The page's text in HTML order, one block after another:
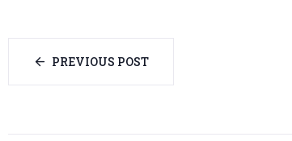
PREVIOUS POST